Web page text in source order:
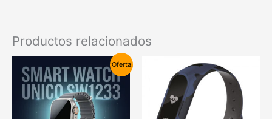
Productos relacionados
¡Oferta!
precio
original
era:
80,00€.
precio
actual
es:
61,90€.